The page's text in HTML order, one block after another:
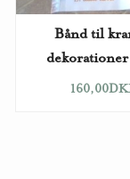
Bånd til
160,00